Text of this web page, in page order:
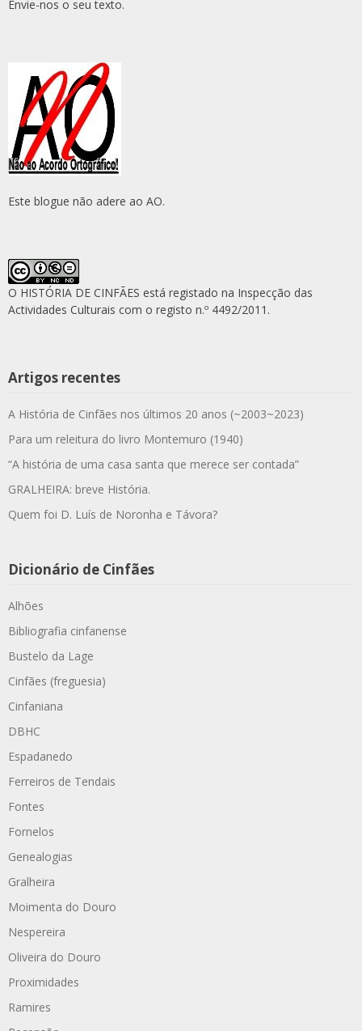
Envie-nos o seu texto.
Este blogue não adere ao AO.
O HISTÓRIA DE CINFÃES está registado na Inspecção das
Actividades Culturais com o registo n.º 4492/2011.
Artigos recentes
A História de Cinfães nos últimos 20 anos (~2003~2023)
Para um releitura do livro Montemuro (1940)
“A história de uma casa santa que merece ser contada”
GRALHEIRA: breve História.
Quem foi D. Luís de Noronha e Távora?
Dicionário de Cinfães
Alhões
Bibliografia cinfanense
Bustelo da Lage
Cinfães (freguesia)
Cinfaniana
DBHC
Espadanedo
Ferreiros de Tendais
Fontes
Fornelos
Genealogias
Gralheira
Moimenta do Douro
Nespereira
Oliveira do Douro
Proximidades
Ramires